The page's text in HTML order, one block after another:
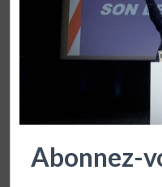
Abonnez-